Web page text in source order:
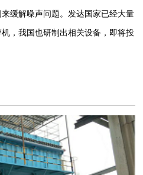
缓解噪声问题。发达国家已经大量
，我国也研制出相关设备，即将投